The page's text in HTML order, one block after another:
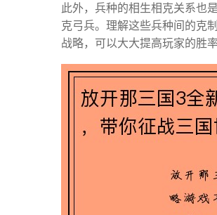
此外，兵种的相生相克关系也
克弓兵。理解这些兵种间的克
战略，可以大大提高玩家的胜率